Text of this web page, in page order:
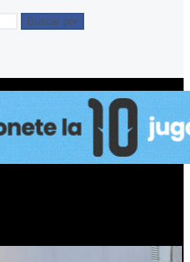
Buscar por